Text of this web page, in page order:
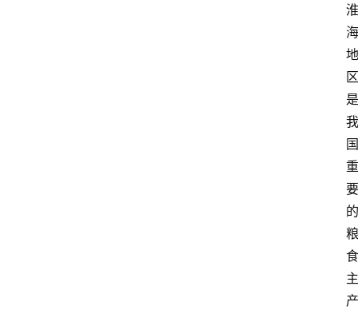
淮
海
地
区
是
我
国
重
要
的
粮
食
主
产